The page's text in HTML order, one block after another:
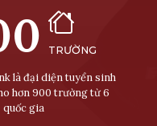
TRƯỜNG
là đại diện tuyển sinh
hơn 900 trường từ 6
quốc gia